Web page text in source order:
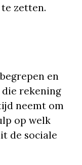
zetten.
en
rekening
neemt om
op welk
de sociale